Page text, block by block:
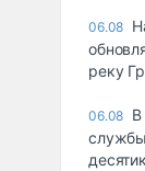
06.08
реку
06.08 В